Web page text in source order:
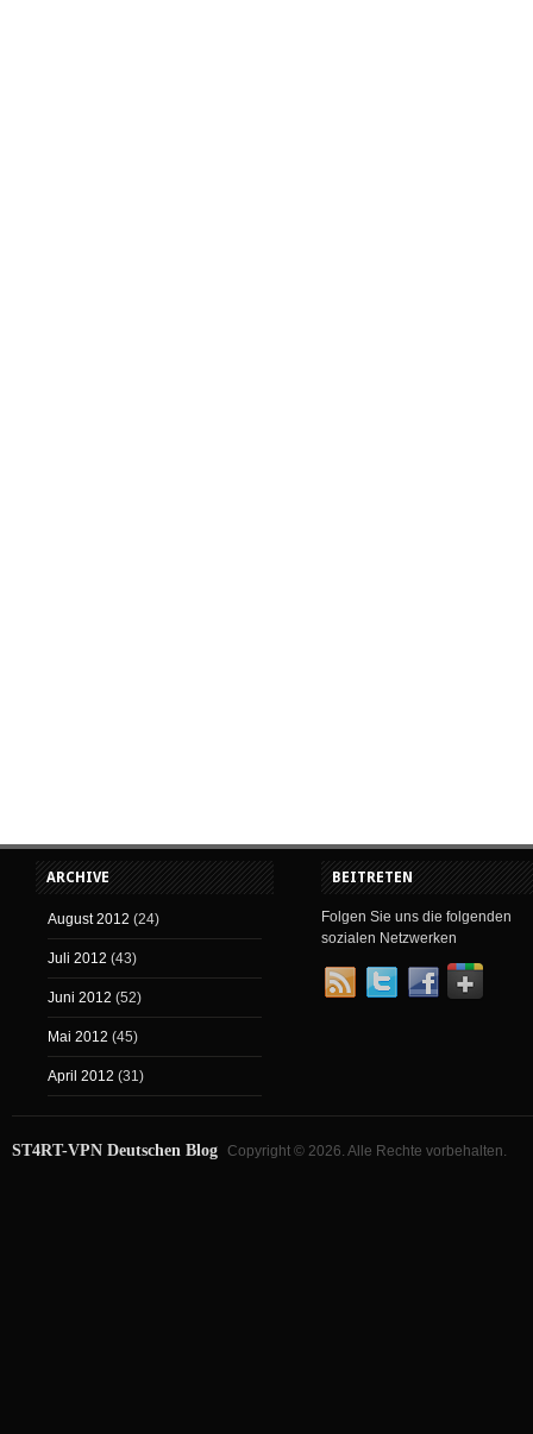
ARCHIVE
August 2012 (24)
Juli 2012 (43)
Juni 2012 (52)
Mai 2012 (45)
April 2012 (31)
BEITRETEN
Folgen Sie uns die folgenden
sozialen Netzwerken
ST4RT-VPN Deutschen Blog Copyright © 2026. Alle Rechte vorbehalten.